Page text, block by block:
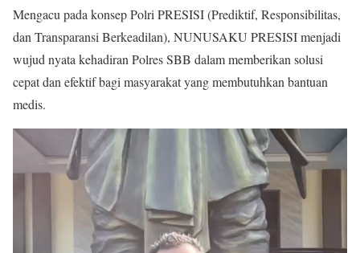
Mengacu pada konsep Polri PRESISI (Prediktif, Responsibilitas,
dan Transparansi Berkeadilan), NUNUSAKU PRESISI menjadi
wujud nyata kehadiran Polres SBB dalam memberikan solusi
cepat dan efektif bagi masyarakat yang membutuhkan bantuan
medis.